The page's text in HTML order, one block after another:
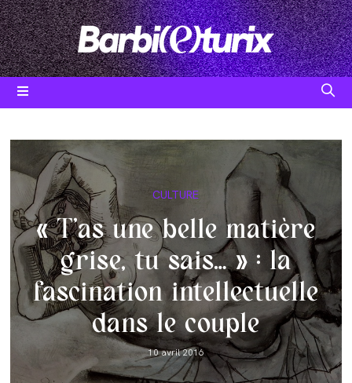
Skip
to
content
Post
category:
CULTURE
« T’as une belle matière
grise, tu sais… » : la
fascination intellectuelle
dans le couple
Post
published:
10 avril 2016